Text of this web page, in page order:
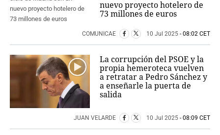
nuevo proyecto hotelero de
73 millones de euros
COMUNICAE 10 Jul 2025 - 08:02 CET
La corrupción del PSOE y la
propia hemeroteca vuelven
a retratar a Pedro Sánchez y
a enseñarle la puerta de
salida
JUAN VELARDE 10 Jul 2025 - 08:09 CET